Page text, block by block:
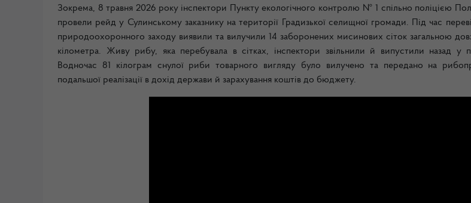
Зокрема, 8 травня 2026 року інспектори Пункту екологічного контролю № 1 спільно поліцією
провели рейд у Сулинському заказнику на території Градизької селищної громади. Під час
природоохоронного заходу виявили та вилучили 14 заборонених мисинових сіток загальною
кілометра. Живу рибу, яка перебувала в сітках, інспектори звільнили й випустили назад у
Водночас 81 кілограм снулої риби товарного вигляду було вилучено та передано на
подальшої реалізації в дохід держави й зарахування коштів до бюджету.